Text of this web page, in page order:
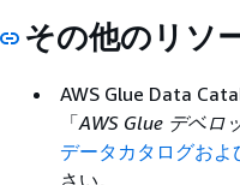
その他のリソ
AWS Glue Data
「AWS Glue デベロ
データカタログおよ
さい。